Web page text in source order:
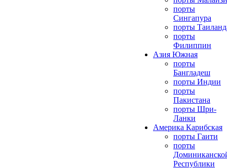
порты
Сингапура
порты
порты
Филиппин
Азия Южная
порты
Бангладеш
порты Индии
порты
Пакистана
порты Шри-
Ланки
Америка Карибская
порты Гаити
порты
Республики